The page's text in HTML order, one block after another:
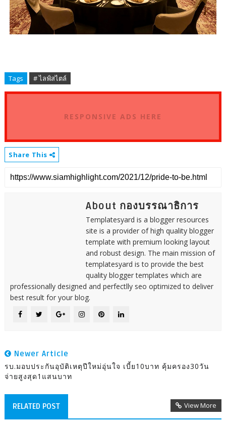
Tags # ไลฟ์สไตล์
RESPONSIVE ADS HERE
Share This
About กองบรรณาธิการ
Templatesyard is a blogger resources
site is a provider of high quality blogger
template with premium looking layout
and robust design. The main mission of
templatesyard is to provide the best
quality blogger templates which are
professionally designed and perfectlly seo optimized to deliver
best result for your blog.
Newer Article
รบ.มอบประกันอุบัติเหตุปีใหม่อุ่นใจ เบี้ย10บาท คุ้มครอง30วัน
จ่ายสูงสุด1แสนบาท
RELATED POST View More